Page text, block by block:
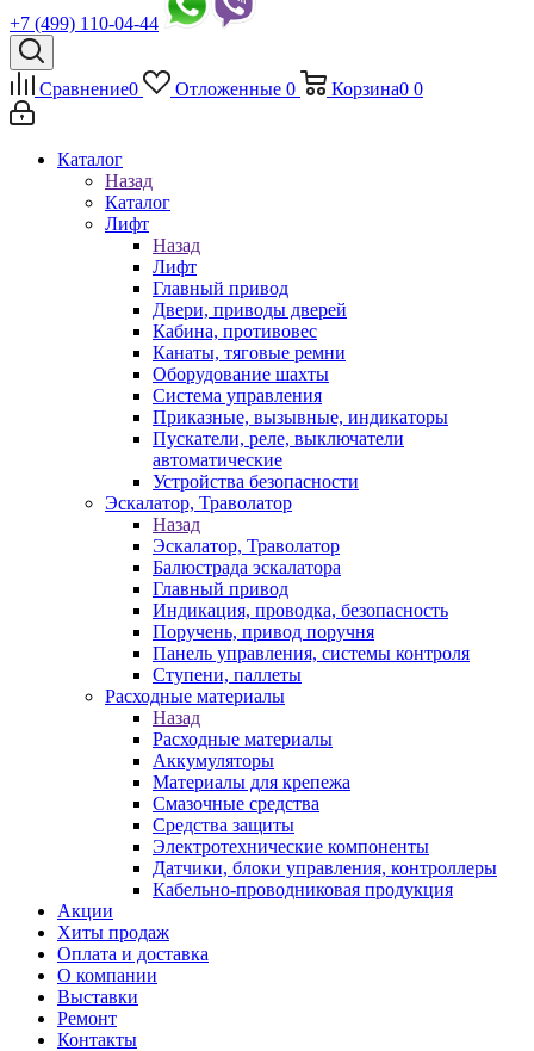
+7 (499) 110-04-44
Сравнение0 Отложенные 0 Корзина0 0
Каталог
Назад
Каталог
Лифт
Назад
Лифт
Главный привод
Двери, приводы дверей
Кабина, противовес
Канаты, тяговые ремни
Оборудование шахты
Система управления
Приказные, вызывные, индикаторы
Пускатели, реле, выключатели
автоматические
Устройства безопасности
Эскалатор, Траволатор
Назад
Эскалатор, Траволатор
Балюстрада эскалатора
Главный привод
Индикация, проводка, безопасность
Поручень, привод поручня
Панель управления, системы контроля
Ступени, паллеты
Расходные материалы
Назад
Расходные материалы
Аккумуляторы
Материалы для крепежа
Смазочные средства
Средства защиты
Электротехнические компоненты
Датчики, блоки управления, контроллеры
Кабельно-проводниковая продукция
Акции
Хиты продаж
Оплата и доставка
О компании
Выставки
Ремонт
Контакты